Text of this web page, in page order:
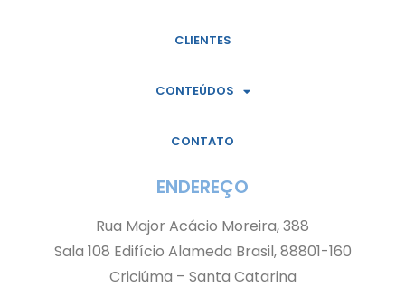
CLIENTES
CONTEÚDOS
CONTATO
ENDEREÇO
Rua Major Acácio Moreira, 388
Sala 108 Edifício Alameda Brasil, 88801-160
Criciúma – Santa Catarina